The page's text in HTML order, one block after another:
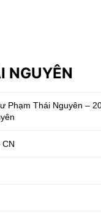
NGUYÊN
Phạm Thái Nguyên –